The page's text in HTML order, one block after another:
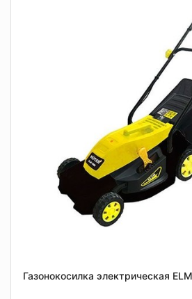
Газонокосилка электрическая